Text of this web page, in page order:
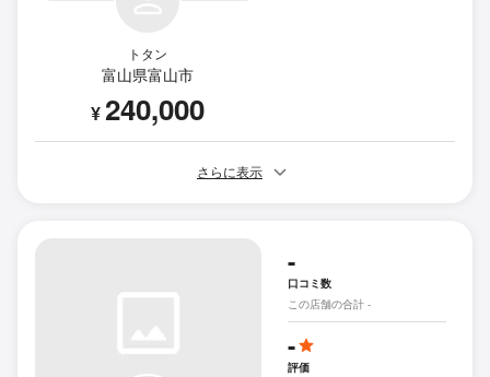
トタン
富山県富山市
¥240,000
さらに表示
-
口コミ数
この店舗の合計 -
-
評価